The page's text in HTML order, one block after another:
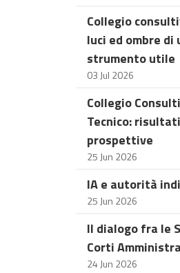
Collegio
luci ed ombre di
strumento utile
03 Jul 2026
Collegio
Tecnico:
prospettive
25 Jun 2026
IA e autorità
25 Jun 2026
Il dialogo fra le
Corti
24 Jun 2026